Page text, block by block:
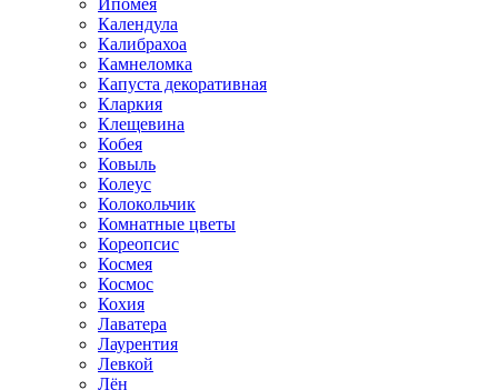
Ипомея
Календула
Калибрахоа
Камнеломка
Капуста декоративная
Кларкия
Клещевина
Кобея
Ковыль
Колеус
Колокольчик
Комнатные цветы
Кореопсис
Космея
Космос
Кохия
Лаватера
Лаурентия
Левкой
Лён